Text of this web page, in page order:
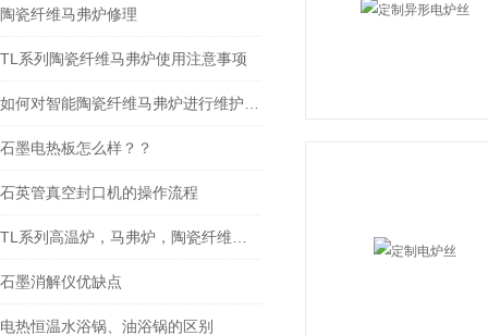
陶瓷纤维马弗炉修理
TL系列陶瓷纤维马弗炉使用注意事项
石墨电热板怎么样？？
石英管真空封口机的操作流程
石墨消解仪优缺点
电热恒温水浴锅、油浴锅的区别